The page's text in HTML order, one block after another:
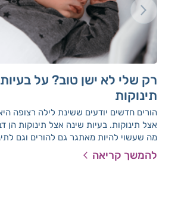
רק שלי לא ישן טוב? על
תינוקות
הורים חדשים יודעים ששינת לילה רצופה
אצל תינוקות. בעיות שינה אצל תינוקות הן
מה שעשוי להיות מאתגר גם להורים וגם
מקרים הבעיות יחלפו לבד, ומתי כדאי לפנות
ד"ר ישראל הדרי, מומחה ברפואת ילדים
להמשך קריאה